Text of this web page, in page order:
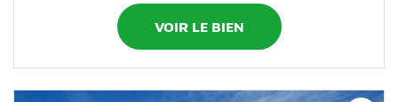
VOIR LE BIEN